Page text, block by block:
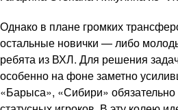
Однако в плане громких
остальные новички — либо
ребята из ВХЛ. Для решения
особенно на фоне заметно
«Барыса», «Сибири» обязательно